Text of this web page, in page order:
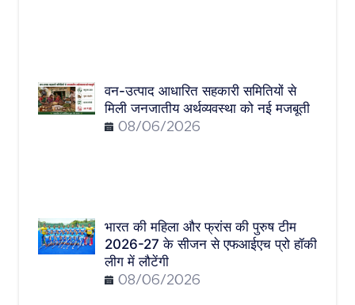
वन-उत्पाद आधारित सहकारी समितियों से
मिली जनजातीय अर्थव्यवस्था को नई मजबूती
08/06/2026
भारत की महिला और फ्रांस की पुरुष टीम
2026-27 के सीजन से एफआईएच प्रो हॉकी
लीग में लौटेंगी
08/06/2026